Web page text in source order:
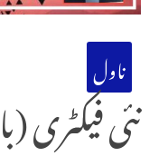
ناول
نئی فیکٹری